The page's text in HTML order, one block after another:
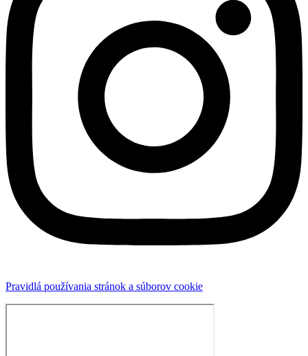
Pravidlá používania stránok a súborov cookie